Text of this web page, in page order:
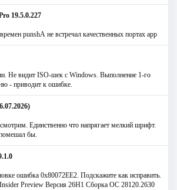
19.5.0.227
punshА не встречал качественных портах app
Не видит ISO-шек с Windows. Выполнение 1-го
- приводит к ошибке.
Единственно что напрягает мелкий шрифт.
бы.
ошибка 0х80072EE2. Подскажите как исправить.
Preview Версия 26H1 Сборка ОС 28120.2630